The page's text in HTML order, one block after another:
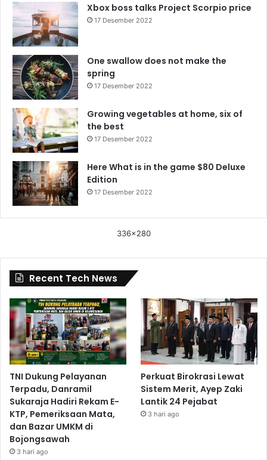
Xbox boss talks Project Scorpio price
17 Desember 2022
One swallow does not make the
spring
17 Desember 2022
Growing vegetables at home, six of
the best
17 Desember 2022
Here What is in the game $80 Deluxe
Edition
17 Desember 2022
336x280
Recent Tech News
TNI Dukung Pelayanan
Terpadu, Danramil
Sukaraja Hadiri Rekam E-
KTP, Pemeriksaan Mata,
dan Bazar UMKM di
Bojongsawah
3 hari ago
Perkuat Birokrasi Lewat
Sistem Merit, Ayep Zaki
Lantik 24 Pejabat
3 hari ago